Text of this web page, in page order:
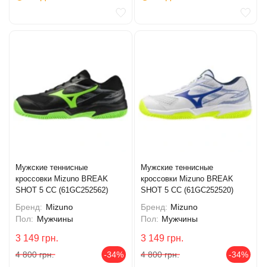
Мужские теннисные
кроссовки Mizuno BREAK
SHOT 5 CC (61GC252562)
Бренд: Mizuno
Пол: Мужчины
3 149 грн.
4 800 грн. -34%
Мужские теннисные
кроссовки Mizuno BREAK
SHOT 5 CC (61GC252520)
Бренд: Mizuno
Пол: Мужчины
3 149 грн.
4 800 грн. -34%